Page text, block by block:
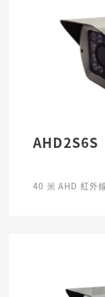
AHD2S6S
40 米 AHD 紅外